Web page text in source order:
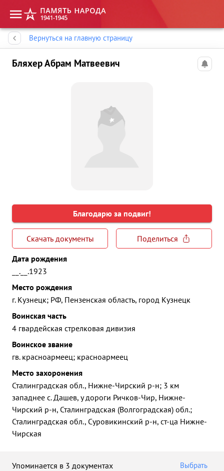
Вернуться на главную страницу
Бляхер Абрам Матвеевич
Благодарю за подвиг!
Скачать документы
Поделиться
Дата рождения
__.__.1923
Место рождения
г. Кузнецк; РФ, Пензенская область, город Кузнецк
Воинская часть
4 гвардейская стрелковая дивизия
Воинское звание
гв. красноармеец; красноармеец
Место захоронения
Сталинградская обл., Нижне-Чирский р-н; 3 км
западнее с. Дашев, у дороги Ричков-Чир, Нижне-
Чирский р-н, Сталинградская (Волгоградская) обл.;
Сталинградская обл., Суровикинский р-н, ст-ца Нижне-
Чирская
Упоминается в 3 документах Выбрать
Память народа